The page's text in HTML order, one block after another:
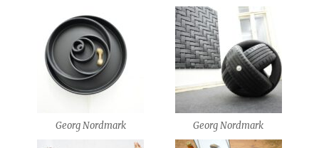
Georg Nordmark Georg Nordmark